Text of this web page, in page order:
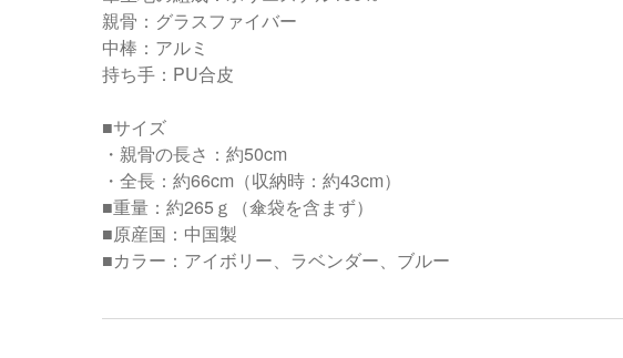
親骨：グラスファイバー
中棒：アルミ
持ち手：PU合皮
■サイズ
・親骨の長さ：約50cm
・全長：約66cm（収納時：約43cm）
■重量：約265ｇ（傘袋を含まず）
■原産国：中国製
■カラー：アイボリー、ラベンダー、ブルー